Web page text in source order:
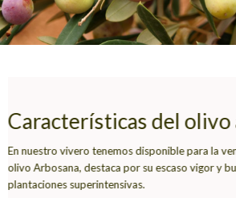
Características del olivo
En nuestro vivero tenemos disponible para la
olivo Arbosana, destaca por su escaso vigor y
plantaciones superintensivas.